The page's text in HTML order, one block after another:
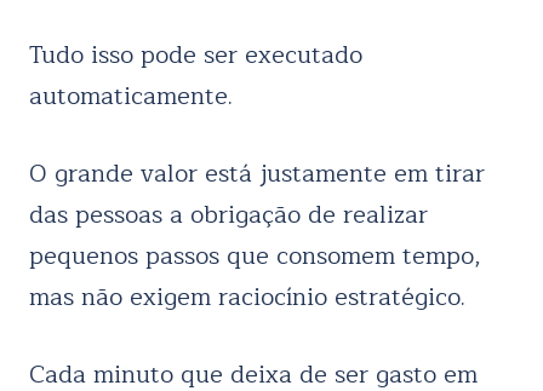
Tudo isso pode ser executado
automaticamente.
O grande valor está justamente em tirar
das pessoas a obrigação de realizar
pequenos passos que consomem tempo,
mas não exigem raciocínio estratégico.
Cada minuto que deixa de ser gasto em